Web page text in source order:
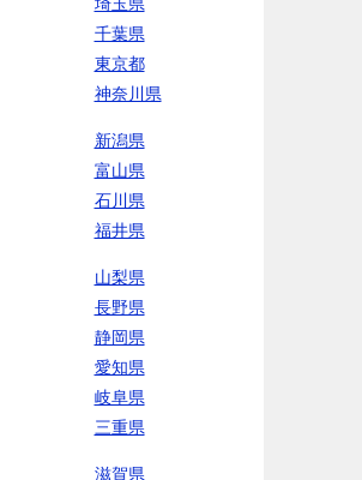
千葉県
東京都
神奈川県
新潟県
富山県
石川県
福井県
山梨県
長野県
静岡県
愛知県
岐阜県
三重県
滋賀県